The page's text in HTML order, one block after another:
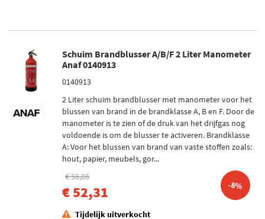
Schuim Brandblusser A/B/F 2 Liter Manometer
Anaf 0140913
0140913
2 Liter schuim brandblusser met manometer voor het
blussen van brand in de brandklasse A, B en F. Door de
manometer is te zien of de druk van het drijfgas nog
voldoende is om de blusser te activeren. Brandklasse
A: Voor het blussen van brand van vaste stoffen zoals:
hout, papier, meubels, gor...
€ 56,86
€ 52,31 -8%
Tijdelijk uitverkocht